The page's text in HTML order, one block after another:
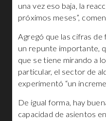
una vez eso baja, la
próximos meses”,
Agregó que las cifras
un repunte importante,
que se tiene mirando a
particular, el sector de
experimentó “un
De igual forma, hay
capacidad de asientos